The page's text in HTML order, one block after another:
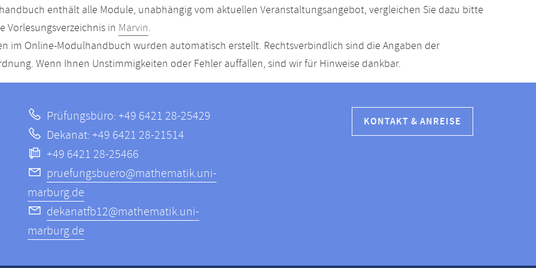
enthält alle Module, unabhängig vom aktuellen Veranstaltungsangebot, vergleichen Sie dazu bitte
Vorlesungsverzeichnis in Marvin.
im Online-Modulhandbuch wurden automatisch erstellt. Rechtsverbindlich sind die Angaben der
Wenn Ihnen Unstimmigkeiten oder Fehler auffallen, sind wir für Hinweise dankbar.
Prüfungsbüro: +49 6421 28-25429
Dekanat: +49 6421 28-21514
+49 6421 28-25466
pruefungsbuero@mathematik.uni-
marburg.de
dekanatfb12@mathematik.uni-
marburg.de
KONTAKT & ANREISE